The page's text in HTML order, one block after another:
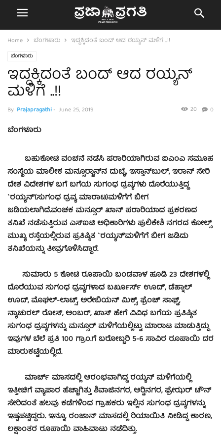
Home ಬೆಂಗಳೂರು ಇದ್ದಕ್ಕಿದಂತೆ ಬಂದ್ ಆದ ರಯ್ಯನ್ ಮಳಿಗೆ ..!!
ಬೆಂಗಳೂರು
ಇದ್ದಕ್ಕಿದಂತೆ ಬಂದ್ ಆದ ರಯ್ಯನ್
ಮಳಿಗೆ ..!!
By Prajapragathi- June 25, 2019 0
20
ಬೆಂಗಳೂರು
ಬಹುಕೋಟಿ ವಂಚನೆ ನಡೆಸಿ ಪರಾರಿಯಾಗಿರುವ ಐಎಂಎ ಸಮೂಹ
ಸಂಸ್ಥೆಯ ಮಾಲೀಕ ಮನ್ಸೂರ್‍ಖಾನ್‍ನ ದುಬೈ, ಇಸ್ತಾನ್‍ಬುಲ್, ಇರಾನ್ ಸೇರಿ
ದೇಶ ವಿದೇಶಗಳ ಬಗೆ ಬಗೆಯ ಸುಗಂಧ ದ್ರವ್ಯಗಳು ದೊರೆಯುತ್ತಿದ್ದ
`ರಯ್ಯನ್'(ಸುಗಂಧ ದ್ರವ್ಯ ಮಾರಾಟ)ಮಳಿಗೆಗೆ ಬೀಗ
ಜಡಿಯಲಾಗಿದೆ.ವಂಚಕ ಮನ್ಸೂರ್ ಖಾನ್ ಪರಾರಿಯಾದ ಪ್ರಕರಣದ
ತನಿಖೆ ನಡೆಸುತ್ತಿರುವ ಎಸ್‍ಐಟಿ ಅಧಿಕಾರಿಗಳು ಪುಲಿಕೇಶಿ ನಗರದ ಕೋಲ್ಸ್
ಮುಖ್ಯ ರಸ್ತೆಯಲ್ಲಿರುವ ಪ್ರತಿಷ್ಠಿತ `ರಯ್ಯನ್’ಮಳಿಗೆಗೆ ಬೀಗ ಜಡಿದು
ತನಿಖೆಯನ್ನು ತೀವ್ರಗೊಳಿಸಿದ್ದಾರೆ.
ಸುಮಾರು 5 ಕೋಟಿ ರೂಪಾಯಿ ಬಂಡವಾಳ ಹೂಡಿ 23 ದೇಶಗಳಲ್ಲಿ
ದೊರೆಯುವ ಸುಗಂಧ ದ್ರವ್ಯಗಳಾದ ಬರ್ಖೂರ್ಸ್ ಊದ್’, ಡೆಹ್ನಾಲ್
ಊದ್, ಮೊಘಲ್-ಲಾಟ್ಸ್, ಅರೇಬಿಯನ್ ಮಿಕ್ಸ್, ಫ್ರೆಂಚ್ ಸಾಫ್ಟ್,
ನ್ಯಾಚುರಲ್ ರೋಸ್, ಅಂಬರ್, ಖಾಸ್ ಹೇಗೆ ವಿವಿಧ ಬಗೆಯ ಪ್ರತಿಷ್ಠಿತ
ಸುಗಂಧ ದ್ರವ್ಯಗಳನ್ನು ಮನ್ಸೂರ್ ಮಳಿಗೆಯಲ್ಲಿಟ್ಟು ಮಾರಾಟ ಮಾಡುತ್ತಿದ್ದು
ಇವುಗಳ ಬೆಲೆ ಪ್ರತಿ 100 ಗ್ರಾಂ.ಗೆ ಬರೋಬ್ಬರಿ 5-6 ಸಾವಿರ ರೂಪಾಯಿ ದರ
ಮಾರುಕಟ್ಟೆಯಲ್ಲಿದೆ.
ಮಾರ್ಚ್ ಮಾಸದಲ್ಲಿ ಆರಂಭವಾಗಿದ್ದ ರಯ್ಯನ್ ಮಳಿಗೆಯಲ್ಲಿ
ಇತ್ತೀಚಿಗೆ ವ್ಯಾಪಾರ ಹೆಚ್ಚಾಗಿತ್ತು ಶಿವಾಜಿನಗರ, ಆರ್‍ಟಿನಗರ, ಫ್ರೇಝರ್ ಟೌನ್
ಸೇರಿದಂತೆ ಹಲವು ಕಡೆಗಳಿಂದ ಗ್ರಾಹಕರು ಇಲ್ಲಿನ ಸುಗಂಧ ದ್ರವ್ಯಗಳನ್ನು
ಇಷ್ಟಪಟ್ಟಿದ್ದರು. ಇನ್ನೂ, ರಂಜಾನ್ ಮಾಸದಲ್ಲಿ ರಿಯಾಯಿತಿ ನೀಡಿದ್ದ ಕಾರಣ,
ಲಕ್ಷಾಂತರ ರೂಪಾಯಿ ವಾಹಿವಾಟು ನಡೆದಿತ್ತು.